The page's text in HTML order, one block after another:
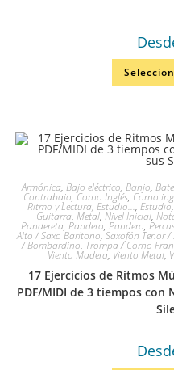
Armónica, Bajo eléctrico, Banjo,
Contrabajo,Corno Inglés, Corno
Ritmo y Lectura, Estudio..., Estudio,
Guitarra, Metal, Nivel Inicial,
Pandereta, Pandero, Pandero,
Alto / Saxo Barítono,Saxofón Tenor /
/ Bombardino, Trompa / Corno
Viento Madera, Viento Metal,
17 Ejercicios de Ritmos
PDF/MIDI de 3 tiempos con